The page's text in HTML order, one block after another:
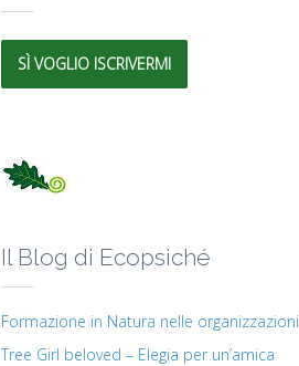
SÌ VOGLIO ISCRIVERMI
Il Blog di Ecopsiché
Formazione in Natura nelle organizzazioni
Tree Girl beloved – Elegia per un’amica